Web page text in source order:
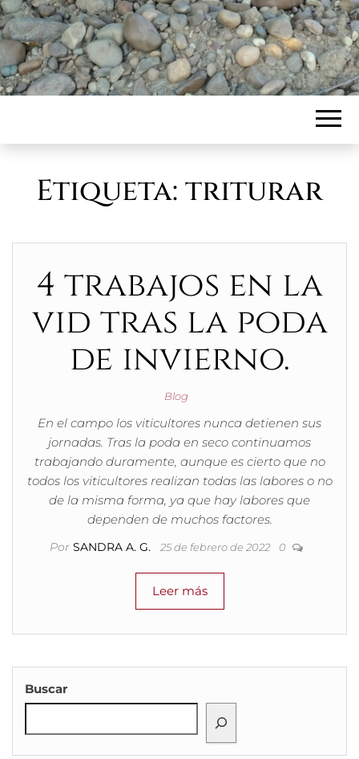
Etiqueta: triturar
4 trabajos en la
vid tras la poda
de invierno.
Blog
En el campo los viticultores nunca detienen sus
jornadas. Tras la poda en seco continuamos
trabajando duramente, aunque es cierto que no
todos los viticultores realizan todas las labores o no
de la misma forma, ya que hay labores que
dependen de muchos factores.
Por SANDRA A. G. 25 de febrero de 2022 0
Leer más
Buscar